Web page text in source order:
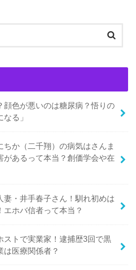
顔色が悪いのは糖尿病？悟りの
る」
ちか（二千翔）の病気はさんま
があるって本当？創価学会や在
妻・井手春子さん！馴れ初めは
ホバ信者って本当？
ストで実業家！逮捕歴3回で黒
は医療関係者？